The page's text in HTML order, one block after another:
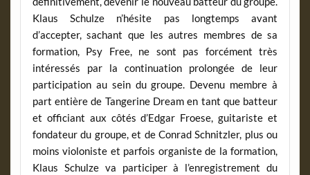
Klaus Schulze n’hésite pas longtemps avant
d’accepter, sachant que les autres membres de sa
formation, Psy Free, ne sont pas forcément très
intéressés par la continuation prolongée de leur
participation au sein du groupe. Devenu membre à
part entière de Tangerine Dream en tant que batteur
et officiant aux côtés d’Edgar Froese, guitariste et
fondateur du groupe, et de Conrad Schnitzler, plus ou
moins violoniste et parfois organiste de la formation,
Klaus Schulze va participer à l’enregistrement du